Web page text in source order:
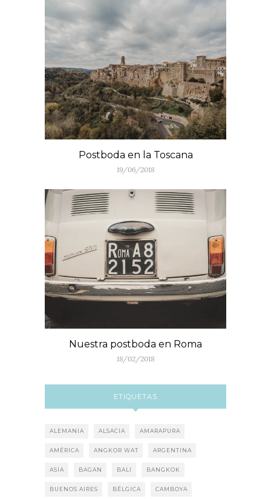
Postboda en la Toscana
19/06/2018
Nuestra postboda en Roma
18/02/2018
ETIQUETAS
ALEMANIA ALSACIA AMARAPURA
AMÉRICA ANGKOR WAT ARGENTINA
ASIA BAGAN BALI BANGKOK
BUENOS AIRES BÉLGICA CAMBOYA